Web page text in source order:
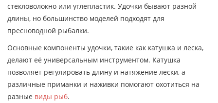
стекловолокно или углепластик. Удочки бывают разной
длины, но большинство моделей подходят для
пресноводной рыбалки.
Основные компоненты удочки, такие как катушка и леска,
делают её универсальным инструментом. Катушка
позволяет регулировать длину и натяжение лески, а
различные приманки и наживки помогают охотиться на
разные виды рыб.